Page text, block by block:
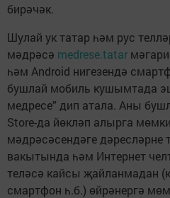
бирәчәк.
Шулай ук татар һәм рус
мәдрәсә medrese.tatar
һәм Android нигезендә
бушлай мобиль кушымтада
медресе” дип атала. Аны
Store-да йөкләп алырга
мәдрәсәсендәге дәресләрне
вакытында һәм Интернет
теләсә кайсы җайланмадан
смартфон һ.б.) өйрәнергә